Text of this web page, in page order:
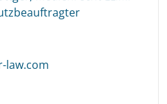
law.com